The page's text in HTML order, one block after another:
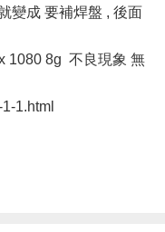
變成 要補焊盤 , 後面
1080 8g 不良現象 無
1.html